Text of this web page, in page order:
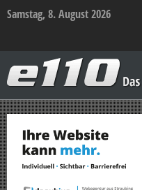
Samstag, 8. August 2026
–
Das
Sicherheitsportal
Zum
Inhalt
springen